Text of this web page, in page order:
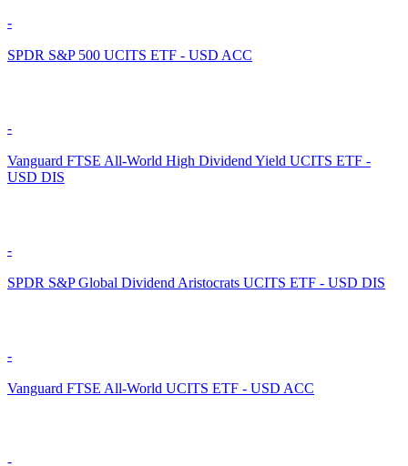
-
SPDR S&P 500 UCITS ETF - USD ACC
-
Vanguard FTSE All-World High Dividend Yield UCITS ETF -
USD DIS
-
SPDR S&P Global Dividend Aristocrats UCITS ETF - USD DIS
-
Vanguard FTSE All-World UCITS ETF - USD ACC
-